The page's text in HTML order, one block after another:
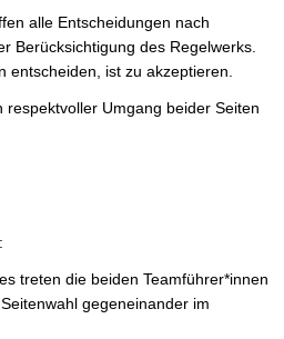
alle Entscheidungen nach
Berücksichtigung des Regelwerks.
entscheiden, ist zu akzeptieren.
respektvoller Umgang beider Seiten
treten die beiden Teamführer*innen
gegeneinander im